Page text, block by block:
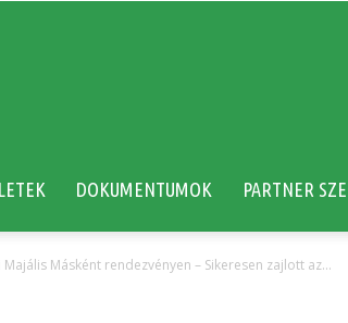
DOKUMENTUMOK PARTNER
Másként rendezvényen – Sikeresen zajlott az...